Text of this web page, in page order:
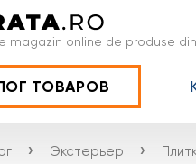
magazin online de produse
ТОВАРОВ
› Экстерьер ›